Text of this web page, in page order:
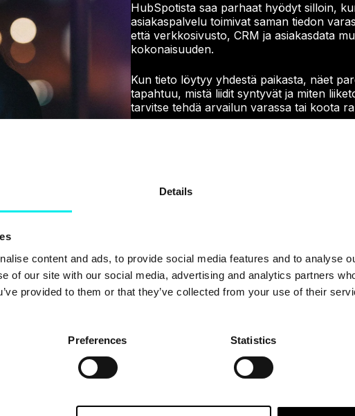
Details
content and ads, to provide social media features and to analyse
of our site with our social media, advertising and analytics partners
provided to them or that they’ve collected from your use of their
Preferences Statistics
HubSpotista saa parhaat hyödyt silloin,
asiakaspalvelu toimivat saman tiedon
että verkkosivusto, CRM ja asiakasdata
kokonaisuuden.
Kun tieto löytyy yhdestä paikasta, näet
tapahtuu, mistä liidit syntyvät ja miten
tarvitse tehdä arvailun varassa tai koota
Rakennamme ratkaisuja, jotka tukevat
myös tulevaisuudessa. Tavoitteemme